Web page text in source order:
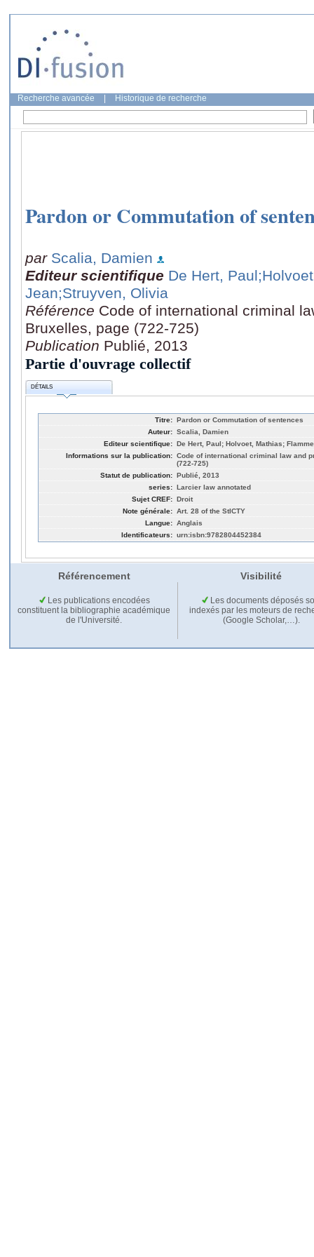
Recherche avancée Historique de recherche
Pardon or Commutation of
par Scalia, Damien
Editeur scientifique De Hert, Paul
Jean;Struyven, Olivia
Référence Code of international criminal
Bruxelles, page (722-725)
Publication Publié, 2013
Partie d'ouvrage collectif
DÉTAILS
Titre: Pardon or Commutation of sentences
Auteur: Scalia, Damien
Editeur scientifique: De Hert, Paul; Holvoet, Mathias;
Informations sur la publication: Code of international criminal law and
(722-725)
Statut de publication: Publié, 2013
series: Larcier law annotated
Sujet CREF: Droit
Note générale: Art. 28 of the StICTY
Langue: Anglais
Identificateurs: urn:isbn:9782804452384
Référencement Visibilité
Les publications encodées
constituent la bibliographie académique
de l'Université.
Les documents déposés
indexés par les moteurs de
(Google Scholar,…).